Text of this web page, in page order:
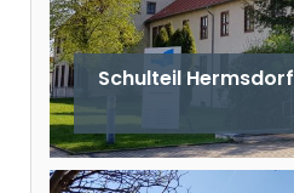
Schulteil Hermsdorf